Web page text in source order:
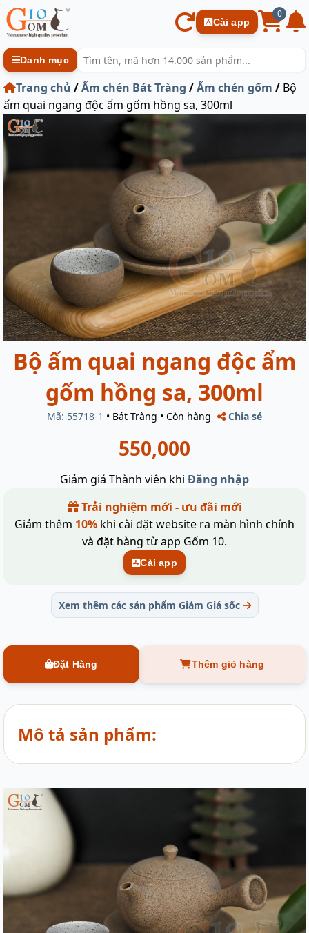
Cài app
0
Danh mục
Trang chủ /Ấm chén Bát Tràng /Ấm chén gốm / Bộ
ấm quai ngang độc ẩm gốm hồng sa, 300ml
Bộ ấm quai ngang độc ẩm
gốm hồng sa, 300ml
Mã: 55718-1 • Bát Tràng • Còn hàng Chia sẻ
550,000
Giảm giá Thành viên khi Đăng nhập
Trải nghiệm mới - ưu đãi mới
Giảm thêm 10% khi cài đặt website ra màn hình chính
và đặt hàng từ app Gốm 10.
Cài app
Xem thêm các sản phẩm Giảm Giá sốc
Đặt Hàng Thêm giỏ hàng
Mô tả sản phẩm: